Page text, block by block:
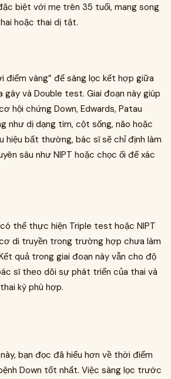
biệt với mẹ trên 35 tuổi, mang song
hoặc thai dị tật.
vàng” để sàng lọc kết hợp giữa
gáy và Double test. Giai đoạn này giúp
hội chứng Down, Edwards, Patau
như dị dạng tim, cột sống, não hoặc
hiệu bất thường, bác sĩ sẽ chỉ định làm
sâu như NIPT hoặc chọc ối để xác
thể thực hiện Triple test hoặc NIPT
di truyền trong trường hợp chưa làm
quả trong giai đoạn này vẫn cho độ
sĩ theo dõi sự phát triển của thai và
kỳ phù hợp.
bạn đọc đã hiểu hơn về thời điểm
Down tốt nhất. Việc sàng lọc trước